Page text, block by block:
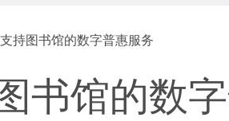
支持图书馆的数字普惠服务
书馆的数